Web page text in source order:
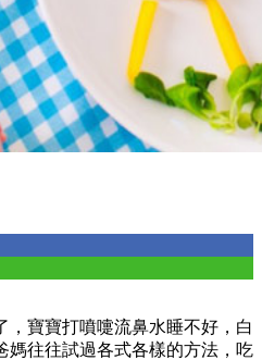
，寶寶打噴嚏流鼻水睡不好，白
媽往往試過各式各樣的方法，吃